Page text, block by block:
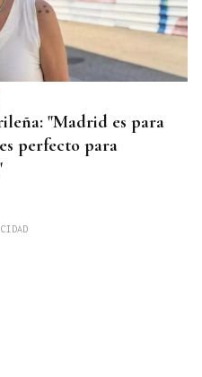
"Madrid es para
perfecto para